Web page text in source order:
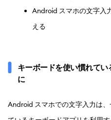
Android スマホの文字入
える
キーボードを使い慣れて
に
Android スマホでの文字入力は